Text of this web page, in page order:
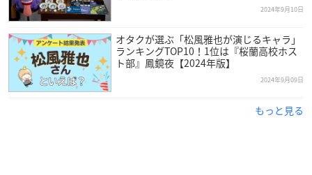
2024年9月10日
オタクが選ぶ「松風雅也が演じるキャラ」
ランキングTOP10！1位は『桜蘭高校ホス
ト部』鳳鏡夜【2024年版】
2024年9月09日
もっと見る